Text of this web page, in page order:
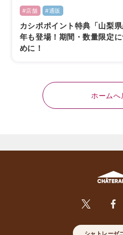
#店舗 #通販
カシポポイント特典「山梨
年も登場！期間・数量限定
めに！
ホームへ
シャトレーゼ